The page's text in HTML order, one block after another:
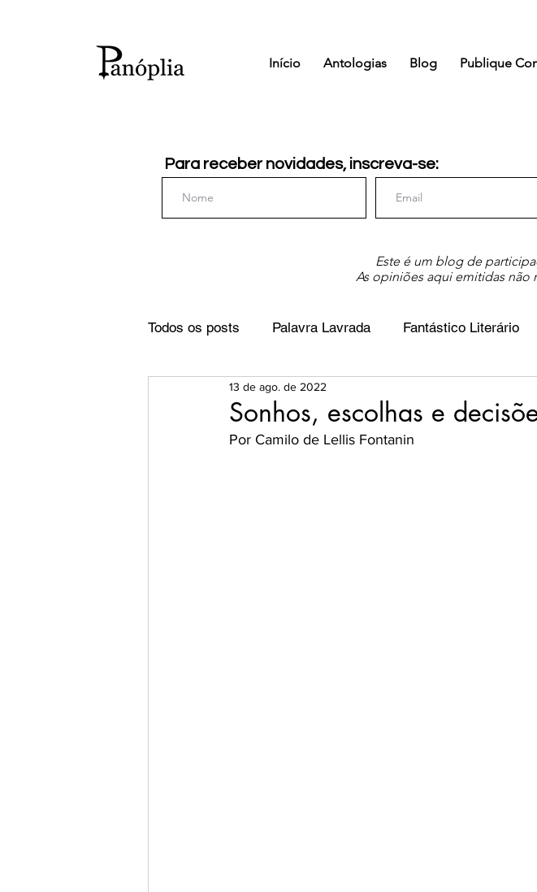
Início Antologias Blog Publique
Para receber novidades, inscreva-se:
Este é um blog de
As opiniões aqui emitidas não
Todos os posts Palavra Lavrada Fantástico Literário
O Universo dos Livros
Sonhos, escolhas e
13 de ago. de 2022
Por Camilo de Lellis Fontanin